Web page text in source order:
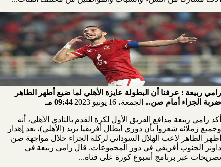
رامي ربيعة : عرفنا أن البطولة عايزة الأهلي لما ضيع أطهر الطاهر
ضربة الجزاء أمام صن... الجمعة، 16 يونيو 2023 09:44 مـ
أكد رامي ربيعة مدافع الفريق الأول لكرة القدم بالنادي الأهلي، أنه
وجميع زملائه شعروا بأن دوري أبطال أفريقيا يريد (الأهلي)، بعد إهدار
أطهر الطاهر لاعب الهلال السوداني لركلة الجزاء خلال مواجهة صن
داونز الجنوب أفريقي في دور المجموعات. قال رامي ربيعة في
تصريحات عبر برنامج أسبوع كورة على قناة...